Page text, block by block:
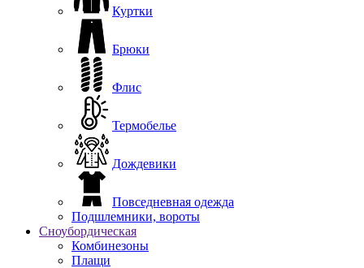
Куртки
Брюки
Флис
Термобелье
Дождевики
Повседневная одежда
Подшлемники, вороты
Сноубордическая
Комбинезоны
Плащи